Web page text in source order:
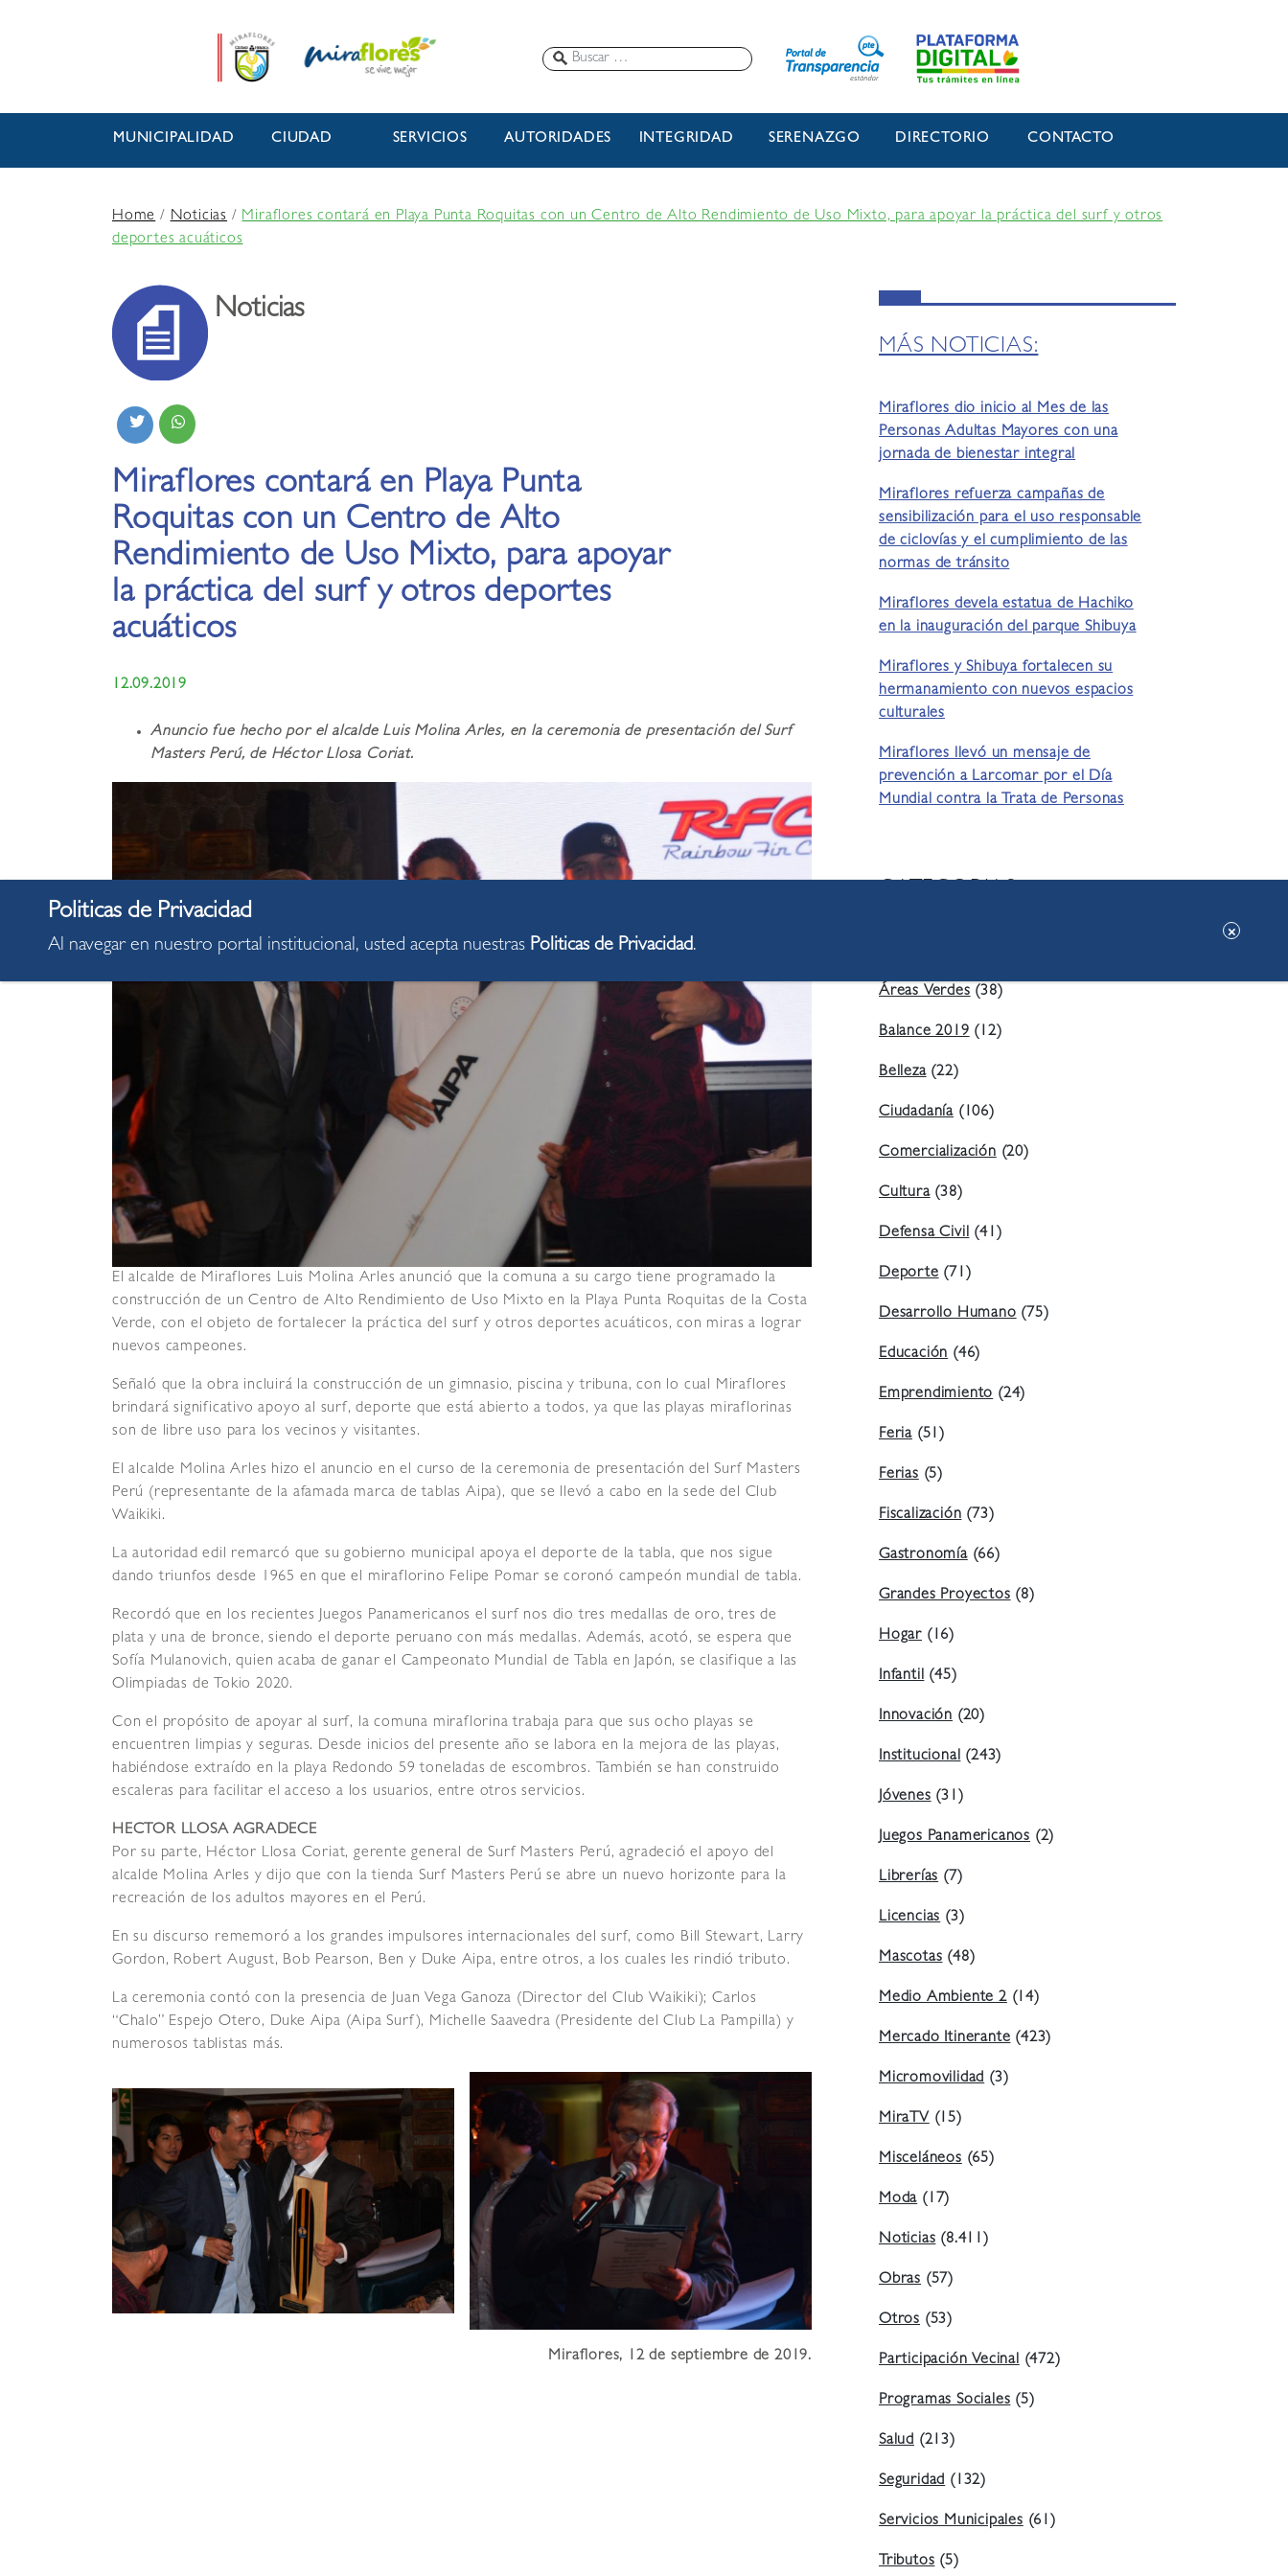
MUNICIPALIDAD CIUDAD SERVICIOS AUTORIDADES INTEGRIDAD SERENAZGO DIRECTORIO CONTACTO
Home/Noticias /Miraflores contará en Playa Punta Roquitas con un Centro de Alto Rendimiento de Uso Mixto, para apoyar la práctica del surf y otros
deportes acuáticos
Noticias
Miraflores contará en Playa Punta
Roquitas con un Centro de Alto
Rendimiento de Uso Mixto, para apoyar
la práctica del surf y otros deportes
acuáticos
12.09.2019
Anuncio fue hecho por el alcalde Luis Molina Arles, en la ceremonia de presentación del Surf
Masters Perú, de Héctor Llosa Coriat.
El alcalde de Miraflores Luis Molina Arles anunció que la comuna a su cargo tiene programado la
construcción de un Centro de Alto Rendimiento de Uso Mixto en la Playa Punta Roquitas de la Costa
Verde, con el objeto de fortalecer la práctica del surf y otros deportes acuáticos, con miras a lograr
nuevos campeones.
Señaló que la obra incluirá la construcción de un gimnasio, piscina y tribuna, con lo cual Miraflores
brindará significativo apoyo al surf, deporte que está abierto a todos, ya que las playas miraflorinas
son de libre uso para los vecinos y visitantes.
El alcalde Molina Arles hizo el anuncio en el curso de la ceremonia de presentación del Surf Masters
Perú (representante de la afamada marca de tablas Aipa), que se llevó a cabo en la sede del Club
Waikiki.
La autoridad edil remarcó que su gobierno municipal apoya el deporte de la tabla, que nos sigue
dando triunfos desde 1965 en que el miraflorino Felipe Pomar se coronó campeón mundial de tabla.
Recordó que en los recientes Juegos Panamericanos el surf nos dio tres medallas de oro, tres de
plata y una de bronce, siendo el deporte peruano con más medallas. Además, acotó, se espera que
Sofía Mulanovich, quien acaba de ganar el Campeonato Mundial de Tabla en Japón, se clasifique a las
Olimpiadas de Tokio 2020.
Con el propósito de apoyar al surf, la comuna miraflorina trabaja para que sus ocho playas se
encuentren limpias y seguras. Desde inicios del presente año se labora en la mejora de las playas,
habiéndose extraído en la playa Redondo 59 toneladas de escombros. También se han construido
escaleras para facilitar el acceso a los usuarios, entre otros servicios.
HECTOR LLOSA AGRADECE
Por su parte, Héctor Llosa Coriat, gerente general de Surf Masters Perú, agradeció el apoyo del
alcalde Molina Arles y dijo que con la tienda Surf Masters Perú se abre un nuevo horizonte para la
recreación de los adultos mayores en el Perú.
En su discurso rememoró a los grandes impulsores internacionales del surf, como Bill Stewart, Larry
Gordon, Robert August, Bob Pearson, Ben y Duke Aipa, entre otros, a los cuales les rindió tributo.
La ceremonia contó con la presencia de Juan Vega Ganoza (Director del Club Waikiki); Carlos
“Chalo” Espejo Otero, Duke Aipa (Aipa Surf), Michelle Saavedra (Presidente del Club La Pampilla) y
numerosos tablistas más.
Miraflores, 12 de septiembre de 2019.
MÁS NOTICIAS:
Miraflores dio inicio al Mes de las
Personas Adultas Mayores con una
jornada de bienestar integral
Miraflores refuerza campañas de
sensibilización para el uso responsable
de ciclovías y el cumplimiento de las
normas de tránsito
Miraflores devela estatua de Hachiko
en la inauguración del parque Shibuya
Miraflores y Shibuya fortalecen su
hermanamiento con nuevos espacios
culturales
Miraflores llevó un mensaje de
prevención a Larcomar por el Día
Mundial contra la Trata de Personas
Áreas Verdes(38)
Balance 2019(12)
Belleza(22)
Ciudadanía (106)
Comercialización(20)
Cultura(38)
Defensa Civil(41)
Deporte(71)
Desarrollo Humano(75)
Educación(46)
Emprendimiento(24)
Feria (51)
Ferias(5)
Fiscalización(73)
Gastronomía(66)
Grandes Proyectos(8)
Hogar (16)
Infantil(45)
Innovación (20)
Institucional(243)
Jóvenes(31)
Juegos Panamericanos (2)
Librerías(7)
Licencias(3)
Mascotas(48)
Medio Ambiente 2(14)
Mercado Itinerante(423)
Micromovilidad(3)
MiraTV(15)
Misceláneos(65)
Moda(17)
Noticias(8.411)
Obras (57)
Otros (53)
Participación Vecinal(472)
Programas Sociales(5)
Salud (213)
Seguridad(132)
Servicios Municipales(61)
Tributos(5)
Al navegar en nuestro portal institucional, usted acepta nuestras Politicas de Privacidad.